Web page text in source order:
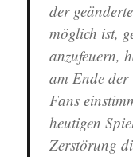
der
möglich ist,
anzufeuern,
am Ende der
Fans
heutigen
Zerstörung